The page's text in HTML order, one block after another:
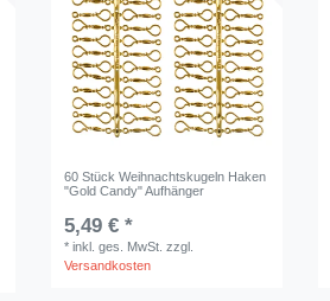
60 Stück Weihnachtskugeln Haken
"Gold Candy" Aufhänger
5,49 € *
*inkl. ges. MwSt. zzgl.
Versandkosten